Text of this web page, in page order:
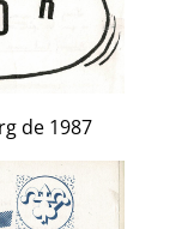
de 1987